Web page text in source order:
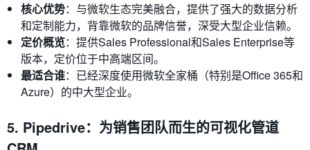
核心优势：与微软生态完美融合，提供了强大的数据分析
和定制能力，背靠微软的品牌信誉，深受大型企业信赖。
定价概览：提供Sales Professional和Sales Enterprise等
版本，定价位于中高端区间。
最适合谁：已经深度使用微软全家桶（特别是Office 365和
Azure）的中大型企业。
5. Pipedrive：为销售团队而生的可视化管道